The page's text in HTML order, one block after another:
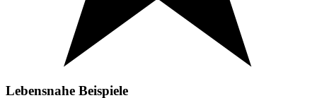
Lebensnahe Beispiele